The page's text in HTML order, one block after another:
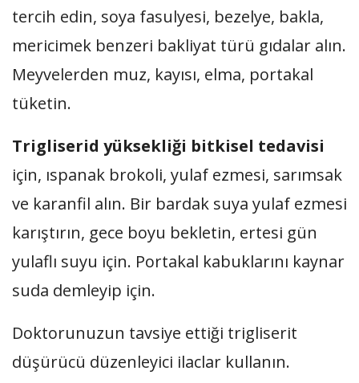
tercih edin, soya fasulyesi, bezelye, bakla,
mericimek benzeri bakliyat türü gıdalar alın.
Meyvelerden muz, kayısı, elma, portakal
tüketin.
Trigliserid yüksekliği bitkisel tedavisi
için, ıspanak brokoli, yulaf ezmesi, sarımsak
ve karanfil alın. Bir bardak suya yulaf ezmesi
karıştırın, gece boyu bekletin, ertesi gün
yulaflı suyu için. Portakal kabuklarını kaynar
suda demleyip için.
Doktorunuzun tavsiye ettiği trigliserit
düşürücü düzenleyici ilaclar kullanın.